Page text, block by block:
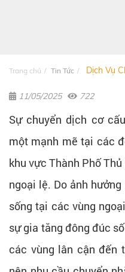
Trang chủ Tin Tức Dịch Vụ
11/05/2025 722
Sự chuyển dịch cơ
một mạnh mẽ tại các
khu vực Thành Phố
ngoại lệ. Do ảnh
sống tại các vùng
sự gia tăng đông đúc
các vùng lân cận đến